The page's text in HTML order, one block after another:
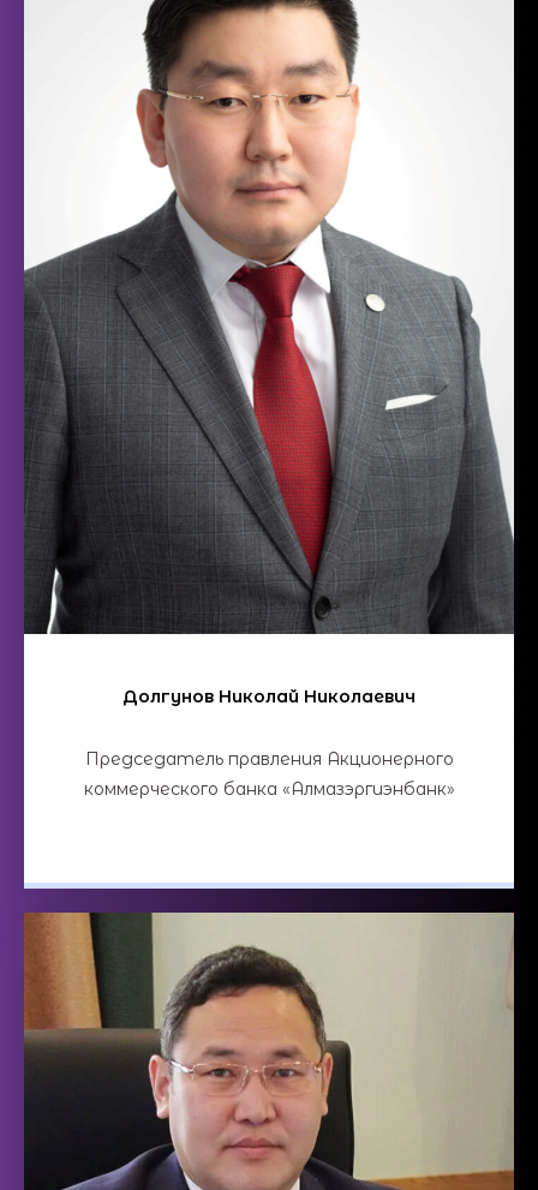
Долгунов Николай Николаевич
Председатель правления Акционерного
коммерческого банка «Алмазэргиэнбанк»